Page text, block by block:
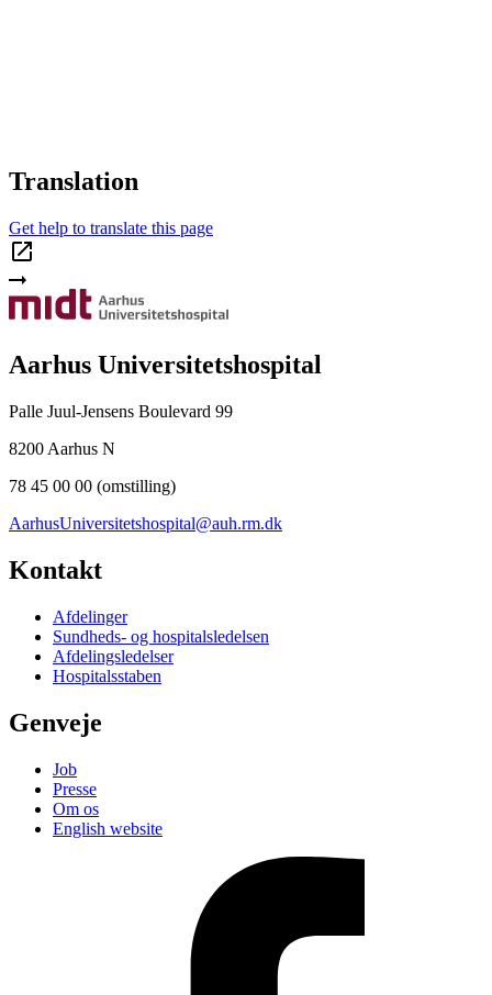
Translation
Get help to translate this page
Aarhus Universitetshospital
Palle Juul-Jensens Boulevard 99
8200 Aarhus N
78 45 00 00 (omstilling)
AarhusUniversitetshospital@auh.rm.dk
Kontakt
Afdelinger
Sundheds- og hospitalsledelsen
Afdelingsledelser
Hospitalsstaben
Genveje
Job
Presse
Om os
English website